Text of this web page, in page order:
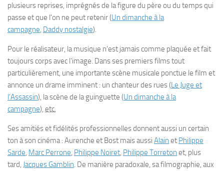
plusieurs reprises, imprégnés de la figure du père ou du temps qui
passe et que l’on ne peut retenir (Un dimanche à la
campagne, Daddy nostalgie).
Pour le réalisateur, la musique n’est jamais comme plaquée et fait
toujours corps avec l’image. Dans ses premiers films tout
particulièrement, une importante scène musicale ponctue le film et
annonce un drame imminent : un chanteur des rues (Le Juge et
l’Assassin), la scène de la guinguette (Un dimanche à la
campagne), etc.
Ses amitiés et fidélités professionnelles donnent aussi un certain
ton à son cinéma : Aurenche et Bost mais aussi Alain et Philippe
Sarde, Marc Perrone, Philippe Noiret, Philippe Torreton et, plus
tard, Jacques Gamblin. De manière paradoxale, sa filmographie, aux